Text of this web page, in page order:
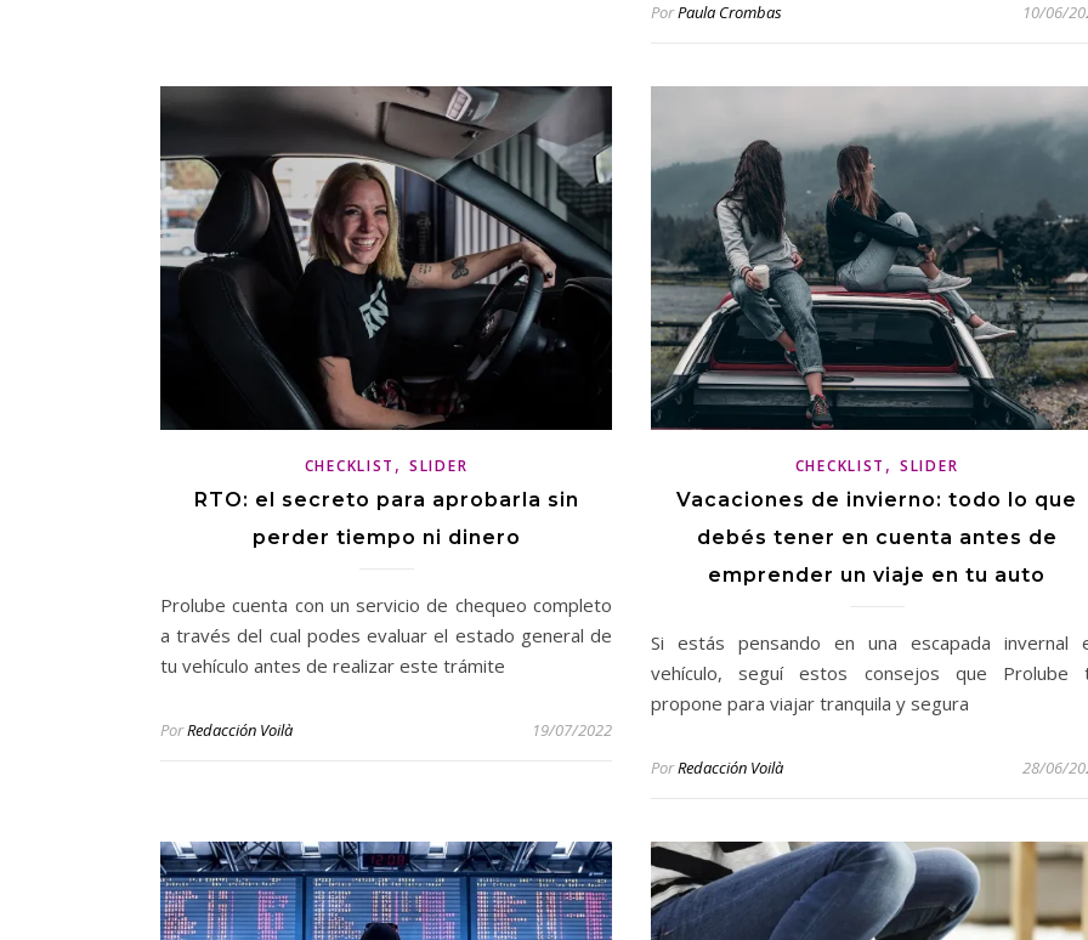
PorPaula Crombas 10/06/
CHECKLIST ,SLIDER
RTO: el secreto para aprobarla sin
perder tiempo ni dinero
Prolube cuenta con un servicio de chequeo completo
a través del cual podes evaluar el estado general de
tu vehículo antes de realizar este trámite
PorRedacción Voilà 19/07/2022
CHECKLIST ,SLIDER
Vacaciones de invierno: todo lo que
debés tener en cuenta antes de
emprender un viaje en tu auto
Si estás pensando en una escapada invernal
vehículo, seguí estos consejos que Prolube
propone para viajar tranquila y segura
PorRedacción Voilà 28/06/